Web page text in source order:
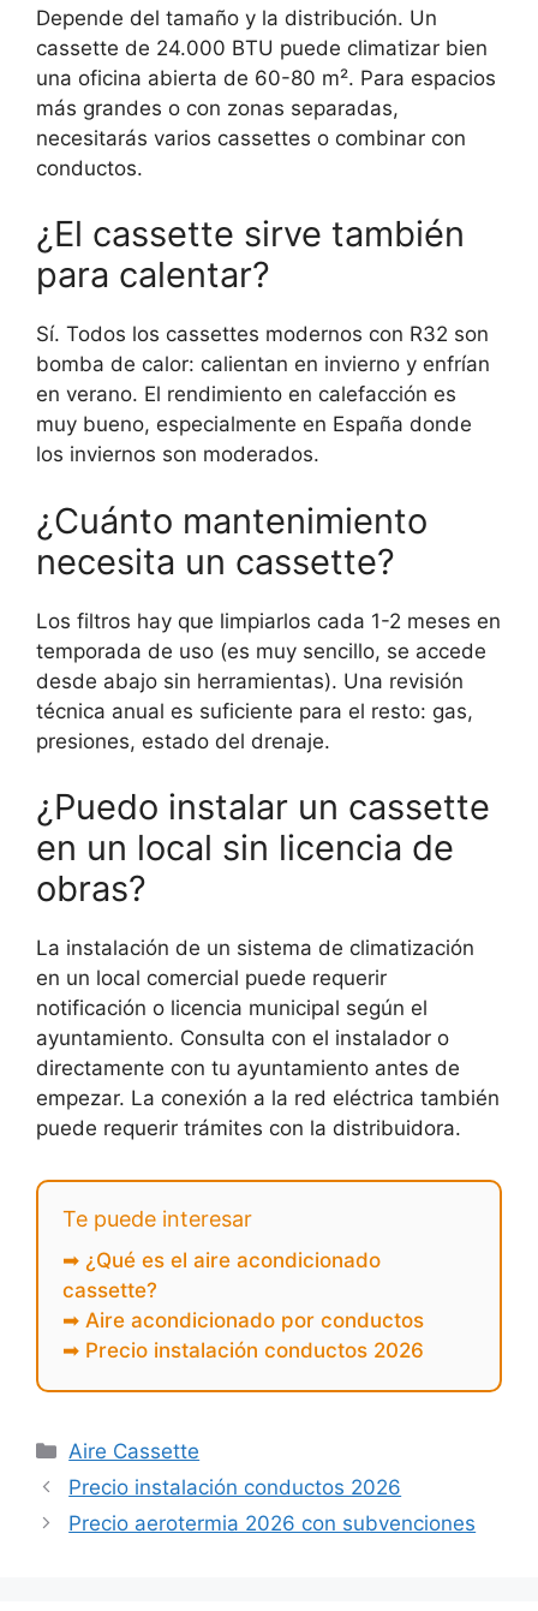
Depende del tamaño y la distribución. Un
cassette de 24.000 BTU puede climatizar bien
una oficina abierta de 60-80 m². Para espacios
más grandes o con zonas separadas,
necesitarás varios cassettes o combinar con
conductos.
¿El cassette sirve también
para calentar?
Sí. Todos los cassettes modernos con R32 son
bomba de calor: calientan en invierno y enfrían
en verano. El rendimiento en calefacción es
muy bueno, especialmente en España donde
los inviernos son moderados.
¿Cuánto mantenimiento
necesita un cassette?
Los filtros hay que limpiarlos cada 1-2 meses en
temporada de uso (es muy sencillo, se accede
desde abajo sin herramientas). Una revisión
técnica anual es suficiente para el resto: gas,
presiones, estado del drenaje.
¿Puedo instalar un cassette
en un local sin licencia de
obras?
La instalación de un sistema de climatización
en un local comercial puede requerir
notificación o licencia municipal según el
ayuntamiento. Consulta con el instalador o
directamente con tu ayuntamiento antes de
empezar. La conexión a la red eléctrica también
puede requerir trámites con la distribuidora.
Te puede interesar
➡ ¿Qué es el aire acondicionado
cassette?
➡ Aire acondicionado por conductos
➡ Precio instalación conductos 2026
Aire Cassette
Precio instalación conductos 2026
Precio aerotermia 2026 con subvenciones